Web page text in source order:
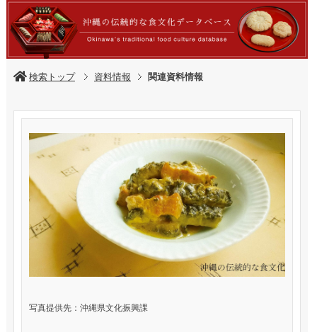
検索トップ 資料情報 関連資料情報
写真提供先：沖縄県文化振興課